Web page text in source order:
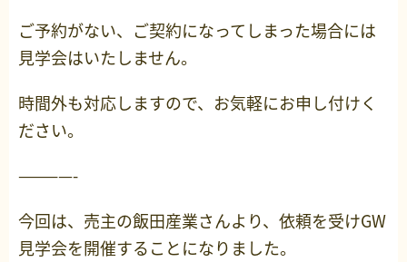
ご予約がない、ご契約になってしまった場合には
見学会はいたしません。
時間外も対応しますので、お気軽にお申し付けく
ださい。
————-
今回は、売主の飯田産業さんより、依頼を受けGW
見学会を開催することになりました。